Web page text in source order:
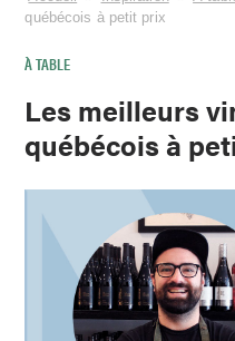
québécois à petit prix
À TABLE
Les meilleurs
québécois à